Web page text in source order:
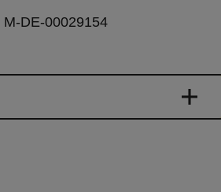
M-DE-00029154